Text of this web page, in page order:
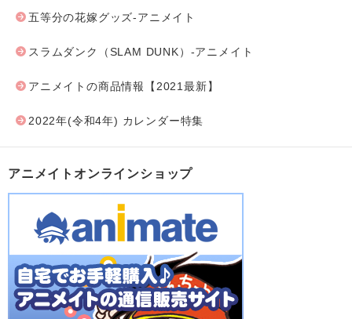
五等分の花嫁グッズ-アニメイト
スラムダンク（SLAM DUNK）-アニメイト
アニメイトの商品情報【2021最新】
2022年(令和4年) カレンダー特集
アニメイトオンラインショップ